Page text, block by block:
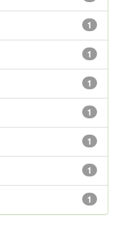
1
1
1
1
1
1
1